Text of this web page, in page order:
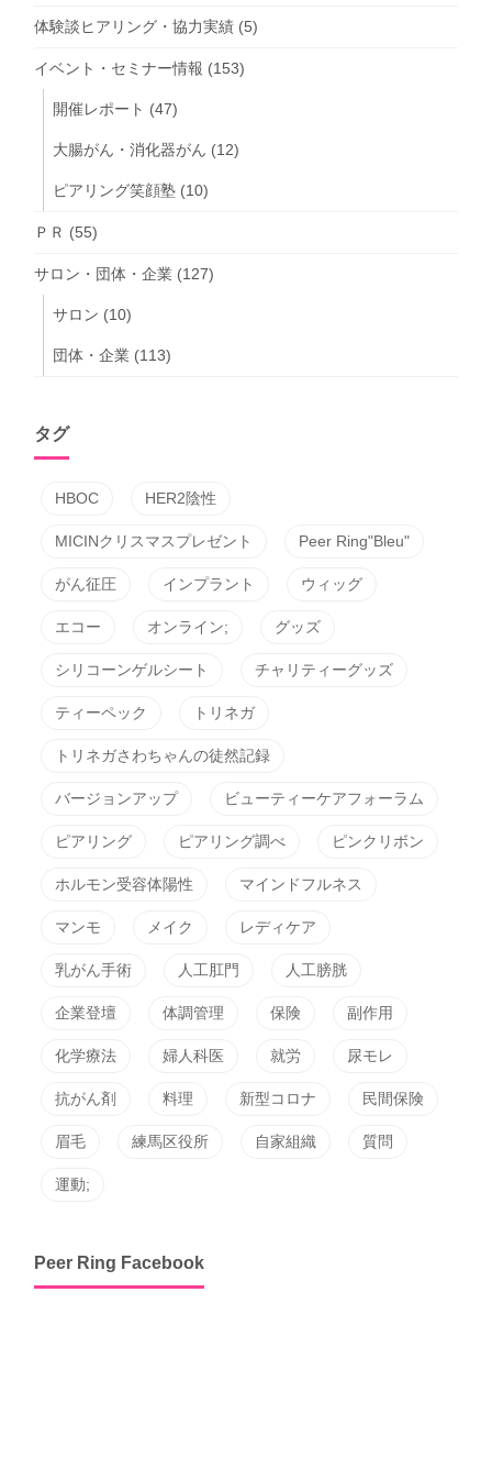
体験談ヒアリング・協力実績 (5)
イベント・セミナー情報 (153)
開催レポート (47)
大腸がん・消化器がん (12)
ピアリング笑顔塾 (10)
ＰＲ (55)
サロン・団体・企業 (127)
サロン (10)
団体・企業 (113)
タグ
HBOC HER2陰性
MICINクリスマスプレゼント Peer Ring"Bleu"
がん征圧 インプラント ウィッグ
エコー オンライン; グッズ
シリコーンゲルシート チャリティーグッズ
ティーペック トリネガ
トリネガさわちゃんの徒然記録
バージョンアップ ビューティーケアフォーラム
ピアリング ピアリング調べ ピンクリボン
ホルモン受容体陽性 マインドフルネス
マンモ メイク レディケア
乳がん手術 人工肛門 人工膀胱
企業登壇 体調管理 保険 副作用
化学療法 婦人科医 就労 尿モレ
抗がん剤 料理 新型コロナ 民間保険
眉毛 練馬区役所 自家組織 質問
運動;
Peer Ring Facebook